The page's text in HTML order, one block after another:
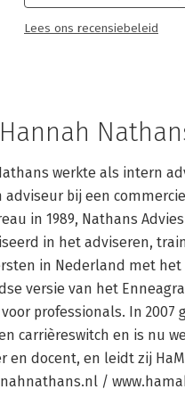
Lees ons recensiebeleid
werkte als intern
adviseur bij een
in 1989, Nathans
in het adviseren,
in Nederland met
versie van het
professionals. In 2007
carrièreswitch en is nu
en docent, en leidt zij
/